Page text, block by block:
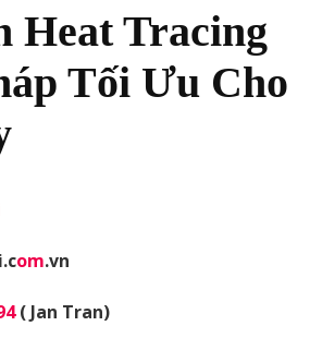
Heat Tracing
Tối Ưu Cho
om.vn
( Jan Tran)